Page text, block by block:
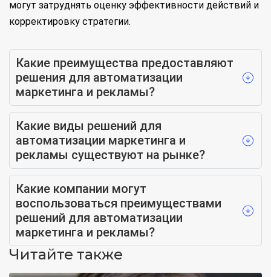
могут затруднять оценку эффективности действий и
корректировку стратегии.
Какие преимущества предоставляют
решения для автоматизации
маркетинга и рекламы?
Какие виды решений для
автоматизации маркетинга и
рекламы существуют на рынке?
Какие компании могут
воспользоваться преимуществами
решений для автоматизации
маркетинга и рекламы?
Читайте также